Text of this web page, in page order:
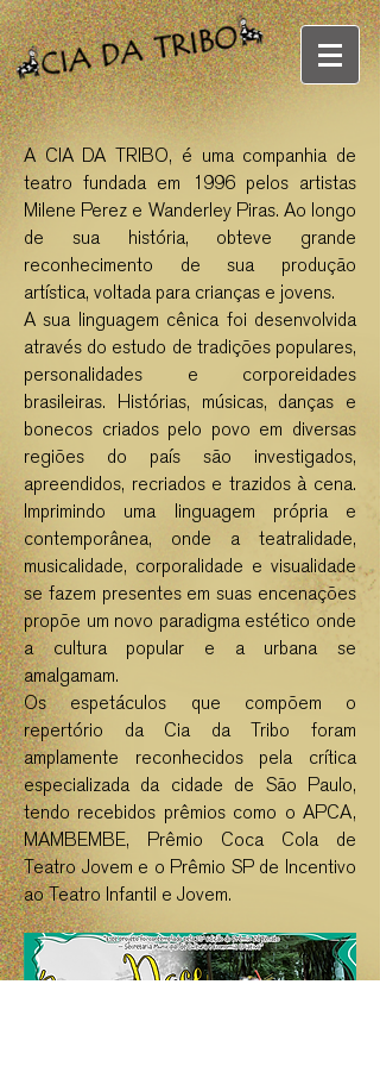
A CIA DA TRIBO, é uma companhia de
teatro fundada em 1996 pelos artistas
Milene Perez e Wanderley Piras. Ao longo
de sua história, obteve grande
reconhecimento de sua produção
artística, voltada para crianças e jovens.
A sua linguagem cênica foi desenvolvida
através do estudo de tradições populares,
personalidades e corporeidades
brasileiras. Histórias, músicas, danças e
bonecos criados pelo povo em diversas
regiões do país são investigados,
apreendidos, recriados e trazidos à cena.
Imprimindo uma linguagem própria e
contemporânea, onde a teatralidade,
musicalidade, corporalidade e visualidade
se fazem presentes em suas encenações
propõe um novo paradigma estético onde
a cultura popular e a urbana se
amalgamam.
Os espetáculos que compõem o
repertório da Cia da Tribo foram
amplamente reconhecidos pela crítica
especializada da cidade de São Paulo,
tendo recebidos prêmios como o APCA,
MAMBEMBE, Prêmio Coca Cola de
Teatro Jovem e o Prêmio SP de Incentivo
ao Teatro Infantil e Jovem.